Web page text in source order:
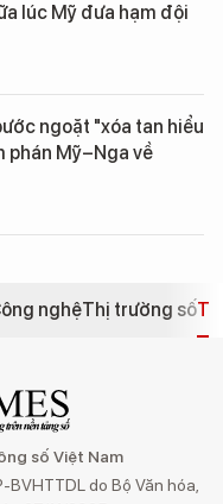
lúc Mỹ đưa hạm đội
ngoặt "xóa tan hiểu
phán Mỹ–Nga về
nghệThị trường số
số Việt Nam
do Bộ Văn hóa,